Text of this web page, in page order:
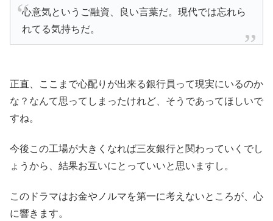
心意気というご融資、良い言葉だ。現代では忘れら
れてる気持ちだ。
正直、ここまで心配りが出来る銀行員って現実にいるのか
な？なんて思ってしまったけれど、そうであってほしいで
すね。
今後この工場が大きくなれば三友銀行と関わっていくでし
ょうから、結果お互いにとっていいと思いますし。
このドラマはお金やノルマを第一に考えないところが、心
に響きます。